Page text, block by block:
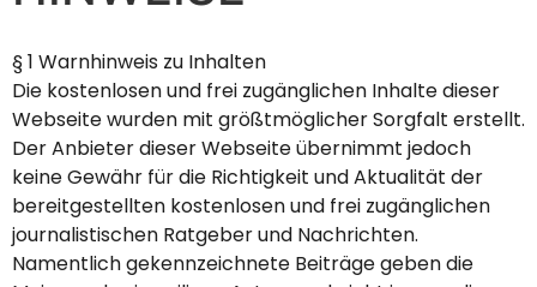
§ 1 Warnhinweis zu Inhalten
Die kostenlosen und frei zugänglichen Inhalte dieser
Webseite wurden mit größtmöglicher Sorgfalt erstellt.
Der Anbieter dieser Webseite übernimmt jedoch
keine Gewähr für die Richtigkeit und Aktualität der
bereitgestellten kostenlosen und frei zugänglichen
journalistischen Ratgeber und Nachrichten.
Namentlich gekennzeichnete Beiträge geben die